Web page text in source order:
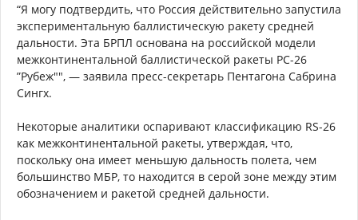
“Я могу подтвердить, что Россия действительно запустила
экспериментальную баллистическую ракету средней
дальности. Эта БРПЛ основана на российской модели
межконтинентальной баллистической ракеты РС-26
”Рубеж"", — заявила пресс-секретарь Пентагона Сабрина
Сингх.
Некоторые аналитики оспаривают классификацию RS-26
как межконтинентальной ракеты, утверждая, что,
поскольку она имеет меньшую дальность полета, чем
большинство МБР, то находится в серой зоне между этим
обозначением и ракетой средней дальности.